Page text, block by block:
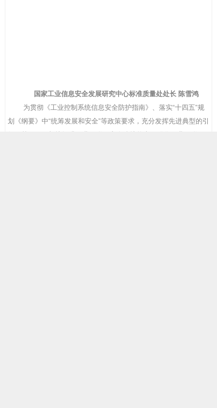
国家工业信息安全发展研究中心标准质量处处长 陈雪鸿
为贯彻《工业控制系统信息安全防护指南》、落实“十四五”规
划《纲要》中“统筹发展和安全”等政策要求，充分发挥先进典型的引